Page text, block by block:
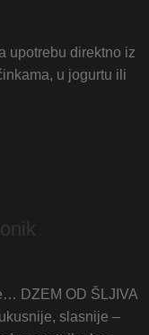
upotrebu direktno iz
u jogurtu ili
DZEM OD ŠLJIVA
slasnije –